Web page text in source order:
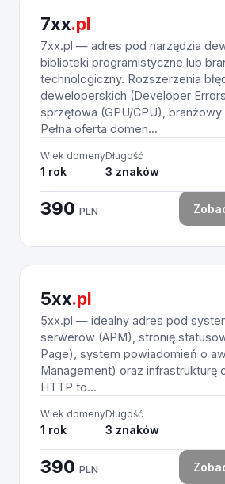
7xx.pl
7xx.pl — adres pod narzędzia
biblioteki programistyczne lub
technologiczny. Rozszerzenia
deweloperskich (Developer
sprzętowa (GPU/CPU), branżowy
Pełna oferta domen...
Wiek domeny
1 rok
Długość
3 znaków
390 PLN
5xx.pl
5xx.pl — idealny adres pod
serwerów (APM), stronię
Page), system powiadomień o
Management) oraz infrastrukturę
HTTP to...
Wiek domeny
1 rok
Długość
3 znaków
390 PLN